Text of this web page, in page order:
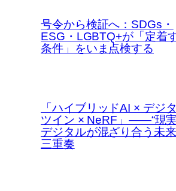
号令から検証へ：SDGs・
ESG・LGBTQ+が「定着
条件」をいま点検する
「ハイブリッドAI × デジ
ツイン × NeRF」――“現
デジタルが混ざり合う未
三重奏